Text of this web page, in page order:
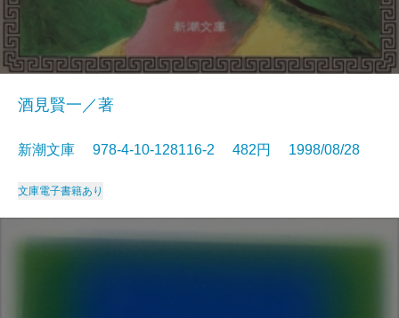
酒見賢一／著
新潮文庫 978-4-10-128116-2 482円 1998/08/28
文庫電子書籍あり